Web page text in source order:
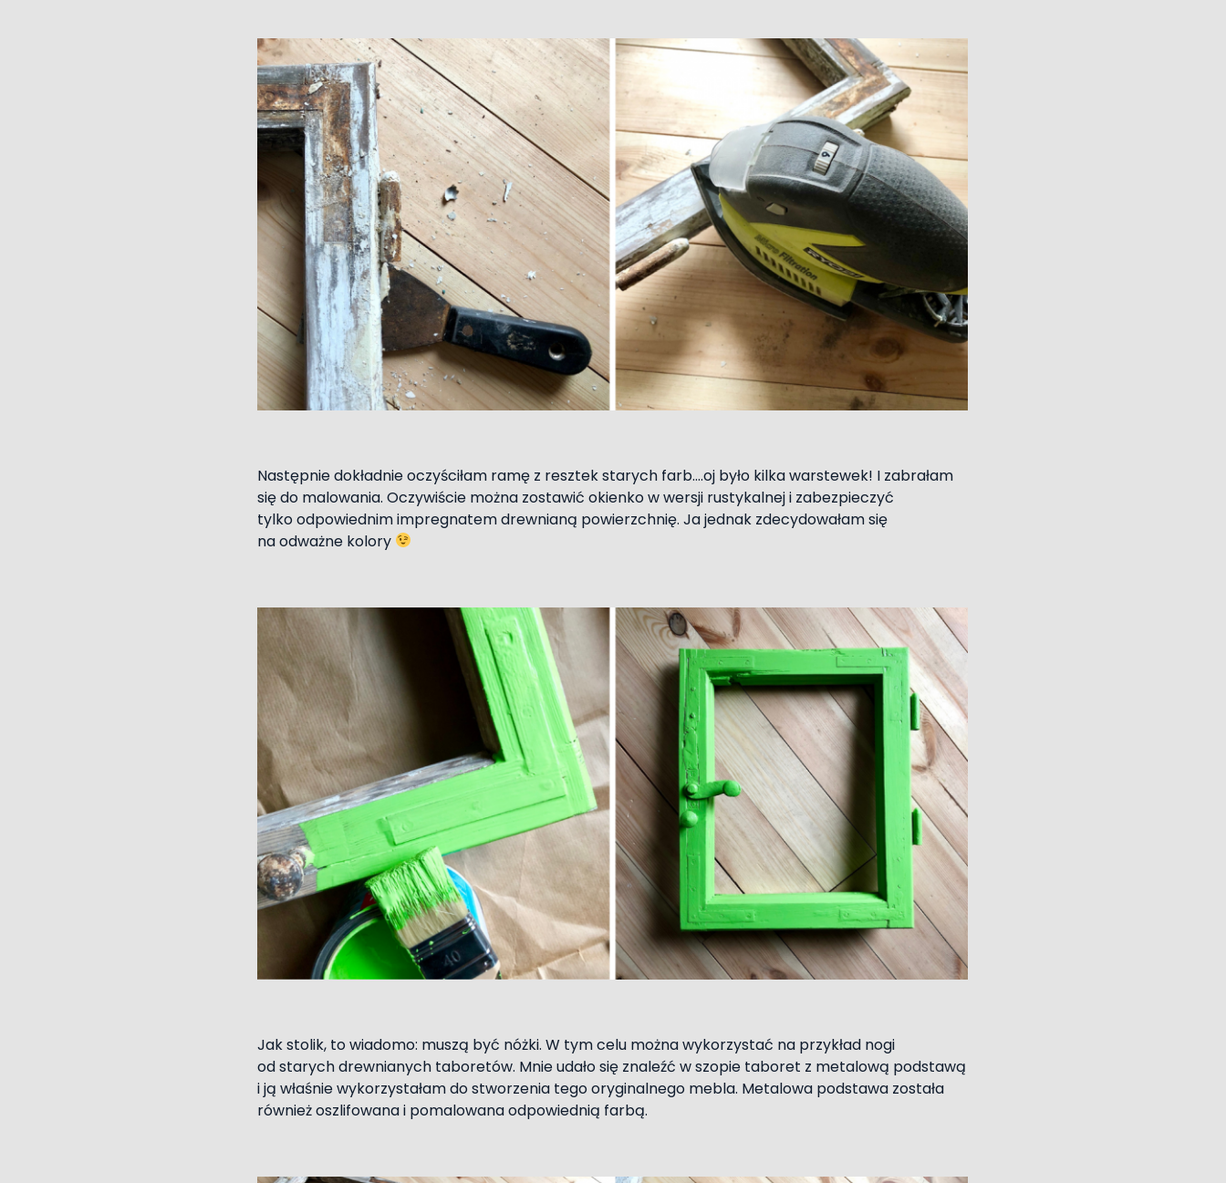
Następnie dokładnie oczyściłam ramę z resztek starych farb….oj było kilka warstewek! I zabrałam
się do malowania. Oczywiście można zostawić okienko w wersji rustykalnej i zabezpieczyć
tylko odpowiednim impregnatem drewnianą powierzchnię. Ja jednak zdecydowałam się
na odważne kolory
Jak stolik, to wiadomo: muszą być nóżki. W tym celu można wykorzystać na przykład nogi
od starych drewnianych taboretów. Mnie udało się znaleźć w szopie taboret z metalową podstawą
i ją właśnie wykorzystałam do stworzenia tego oryginalnego mebla. Metalowa podstawa została
również oszlifowana i pomalowana odpowiednią farbą.